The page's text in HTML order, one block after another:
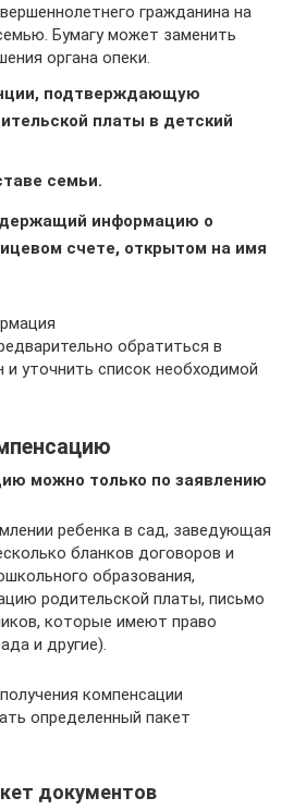
гражданина на
Бумагу может заменить
органа опеки.
подтверждающую
платы в детский
семьи.
информацию о
счете, открытом на имя
обратиться в
и уточнить список необходимой
можно только по заявлению
ребенка в сад, заведующая
бланков договоров и
образования,
родительской платы, письмо
которые имеют право
и другие).
компенсации
определенный пакет
документов